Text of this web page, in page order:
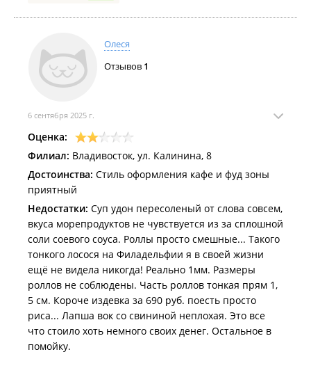
Олеся
Отзывов 1
6 сентября 2025 г.
Оценка:
Филиал: Владивосток, ул. Калинина, 8
Достоинства: Стиль оформления кафе и фуд зоны
приятный
Недостатки: Суп удон пересоленый от слова совсем,
вкуса морепродуктов не чувствуется из за сплошной
соли соевого соуса. Роллы просто смешные... Такого
тонкого лосося на Филадельфии я в своей жизни
ещё не видела никогда! Реально 1мм. Размеры
роллов не соблюдены. Часть роллов тонкая прям 1,
5 см. Короче издевка за 690 руб. поесть просто
риса... Лапша вок со свининой неплохая. Это все
что стоило хоть немного своих денег. Остальное в
помойку.